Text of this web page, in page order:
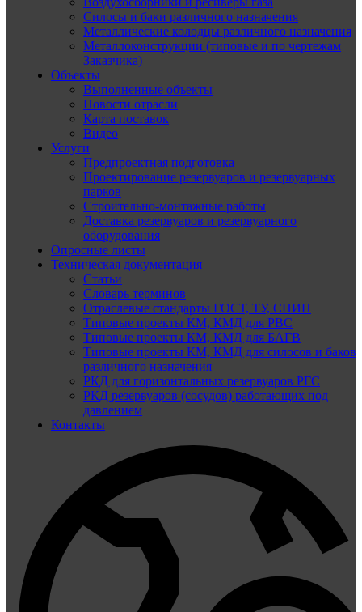
Силосы и баки различного назначения
Металлические колодцы различного назначения
Металлоконструкции (типовые и по чертежам
Заказчика)
Объекты
Выполненные объекты
Новости отрасли
Карта поставок
Видео
Услуги
Предпроектная подготовка
Проектирование резервуаров и резервуарных
парков
Строительно-монтажные работы
Доставка резервуаров и резервуарного
оборудования
Опросные листы
Техническая документация
Статьи
Словарь терминов
Отраслевые стандарты ГОСТ, ТУ, СНИП
Типовые проекты КМ, КМД для РВС
Типовые проекты КМ, КМД для БАГВ
Типовые проекты КМ, КМД для силосов и баков
различного назначения
РКД для горизонтальных резервуаров РГС
РКД резервуаров (сосудов) работающих под
давлением
Контакты